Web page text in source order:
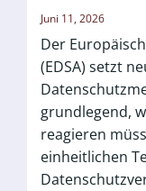
Juni 11, 2026
Der
(EDSA) setzt
grundlegend,
reagieren
einheitlichen